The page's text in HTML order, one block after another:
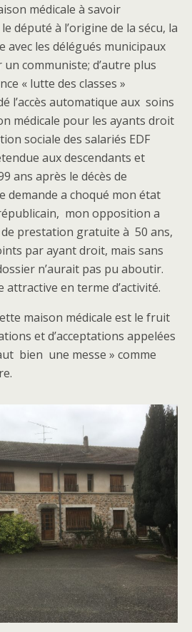
médicale à savoir
député à l’origine de la sécu, la
avec les délégués municipaux
communiste; d’autre plus
« lutte des classes »
l’accès automatique aux soins
médicale pour les ayants droit
sociale des salariés EDF
aux descendants et
ans après le décès de
demande a choqué mon état
mon opposition a
prestation gratuite à 50 ans,
par ayant droit, mais sans
n’aurait pas pu aboutir.
attractive en terme d’activité.
maison médicale est le fruit
et d’acceptations appelées
bien une messe » comme